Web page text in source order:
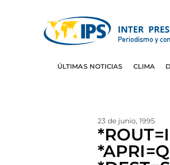
ÚLTIMAS NOTICIAS CLIMA
23 de junio, 1995